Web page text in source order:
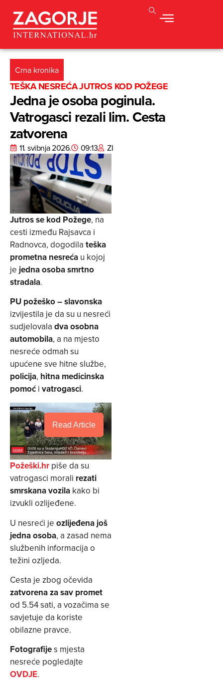
Crna kronika
TEŠKA NESREĆA JUTROS KOD POŽEGE
Jedna je osoba poginula.
Vatrogasci rezali lim. Cesta
zatvorena
11. svibnja 2026. 09:13 ZI
Jutros se kod Požege, na
cesti između Rajsavca i
Radnovca, dogodila teška
prometna nesreća u kojoj
je jedna osoba smrtno
stradala.
PU požeško – slavonska
izvijestila je da su u nesreći
sudjelovala dva osobna
automobila, a na mjesto
nesreće odmah su
upućene sve hitne službe,
policija, hitna medicinska
pomoć i vatrogasci.
Read Article
Požeški.hr piše da su
vatrogasci morali rezati
smrskana vozila kako bi
izvukli ozlijeđene.
U nesreći je ozlijeđena još
jedna osoba, a zasad nema
službenih informacija o
težini ozljeda.
Cesta je zbog očevida
zatvorena za sav promet
od 5.54 sati, a vozačima se
savjetuje da koriste
obilazne pravce.
Fotografijes mjesta
nesreće pogledajte
OVDJE.